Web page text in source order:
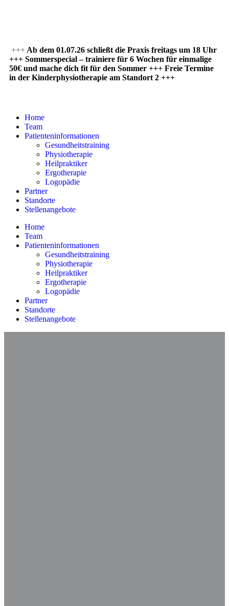
+++ Ab dem 01.07.26 schließt die Praxis freitags um 18 Uhr
+++ Sommerspecial – trainiere für 6 Wochen für einmalige
50€ und mache dich fit für den Sommer +++ Freie Termine
in der Kinderphysiotherapie am Standort 2 +++
Home
Team
Patienteninformationen
Gesundheitstraining
Physiotherapie
Heilpraktiker
Ergotherapie
Logopädie
Partner
Standorte
Stellenangebote
Home
Team
Patienteninformationen
Gesundheitstraining
Physiotherapie
Heilpraktiker
Ergotherapie
Logopädie
Partner
Standorte
Stellenangebote